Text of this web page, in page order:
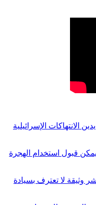
الانتهاكات الإسرائيلية
قبول استخدام الهجرة
وثيقة لا تعترف بسيادة